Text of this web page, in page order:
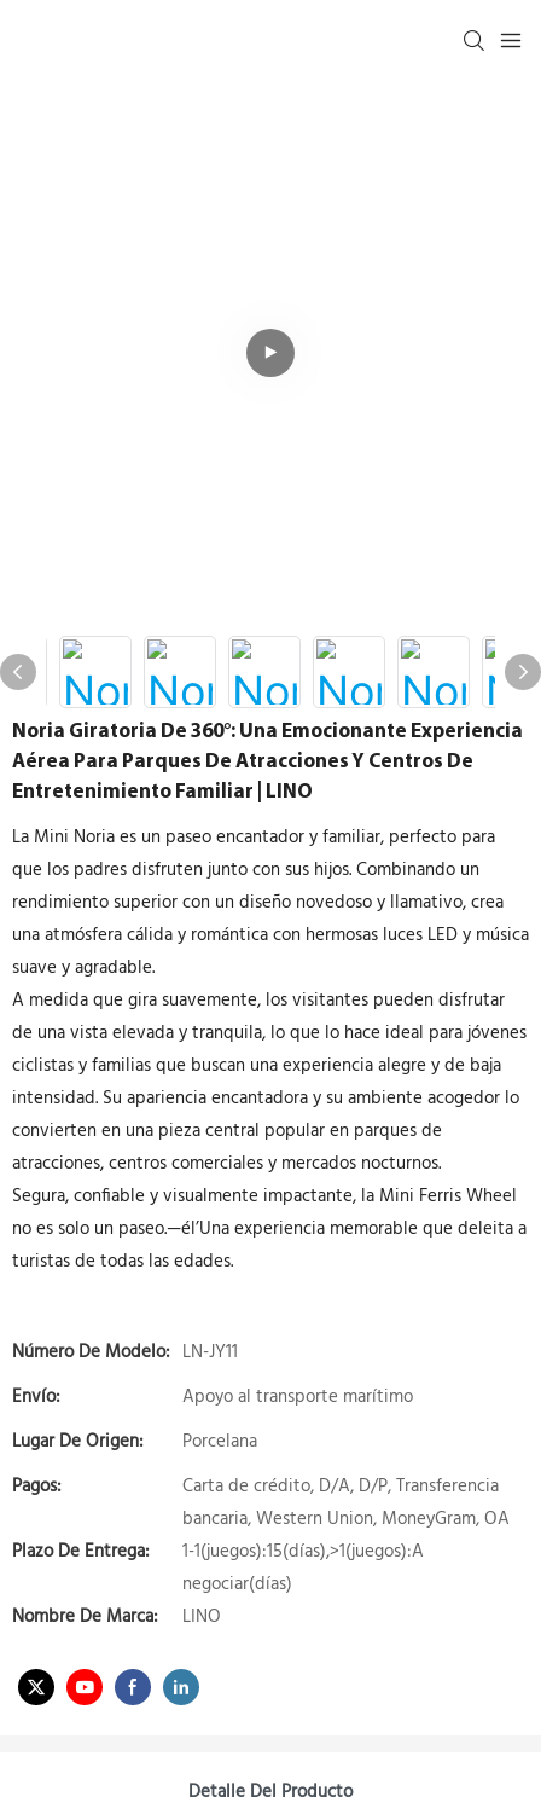
Noria Giratoria De 360°: Una Emocionante Experiencia
Aérea Para Parques De Atracciones Y Centros De
Entretenimiento Familiar | LINO
La Mini Noria es un paseo encantador y familiar, perfecto para
que los padres disfruten junto con sus hijos. Combinando un
rendimiento superior con un diseño novedoso y llamativo, crea
una atmósfera cálida y romántica con hermosas luces LED y música
suave y agradable.
A medida que gira suavemente, los visitantes pueden disfrutar
de una vista elevada y tranquila, lo que lo hace ideal para jóvenes
ciclistas y familias que buscan una experiencia alegre y de baja
intensidad. Su apariencia encantadora y su ambiente acogedor lo
convierten en una pieza central popular en parques de
atracciones, centros comerciales y mercados nocturnos.
Segura, confiable y visualmente impactante, la Mini Ferris Wheel
no es solo un paseo.—él’Una experiencia memorable que deleita a
turistas de todas las edades.
Número De Modelo: LN-JY11
Envío:
Apoyo al transporte marítimo
Lugar De Origen:
Porcelana
Pagos:
Carta de crédito, D/A, D/P, Transferencia
bancaria, Western Union, MoneyGram, OA
Plazo De Entrega:
1-1(juegos):15(días),>1(juegos):A
negociar(días)
Nombre De Marca:
LINO
Detalle Del Producto